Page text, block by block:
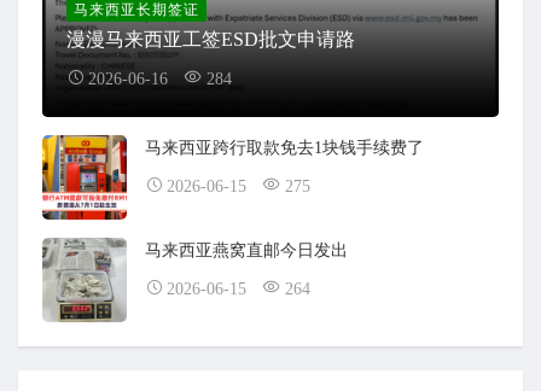
马来西亚长期签证
漫漫马来西亚工签ESD批文申请路
2026-06-16 284
马来西亚跨行取款免去1块钱手续费了
2026-06-15 275
马来西亚燕窝直邮今日发出
2026-06-15 264